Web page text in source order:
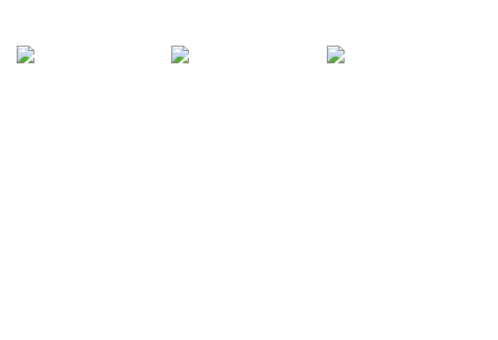
低劣、容易損壞的雨傘，即使設計再精美，也可能對品牌形象造成